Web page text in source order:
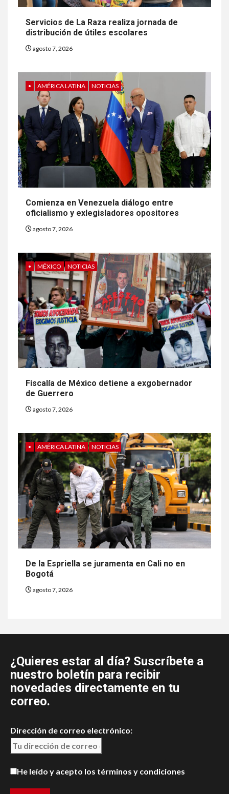
Servicios de La Raza realiza jornada de
distribución de útiles escolares
agosto 7, 2026
• AMÉRICA LATINA NOTICIAS
Comienza en Venezuela diálogo entre
oficialismo y exlegisladores opositores
agosto 7, 2026
• MÉXICO NOTICIAS
Fiscalía de México detiene a exgobernador
de Guerrero
agosto 7, 2026
• AMÉRICA LATINA NOTICIAS
De la Espriella se juramenta en Cali no en
Bogotá
agosto 7, 2026
¿Quieres estar al día? Suscríbete a
nuestro boletín para recibir
novedades directamente en tu
correo.
Dirección de correo electrónico:
He leído y acepto los términos y condiciones